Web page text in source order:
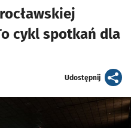
cykl spotkań dla
Udostępnijartykuł